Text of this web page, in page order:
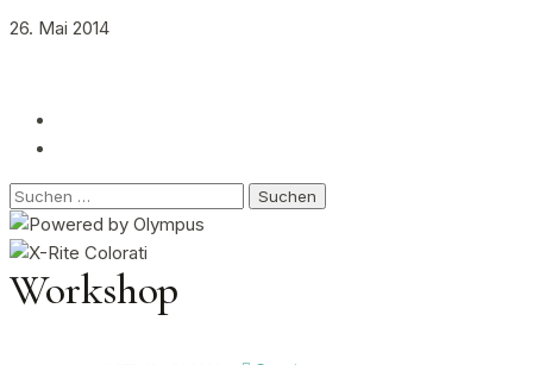
26. Mai 2014
Suchen
nach:
Workshop